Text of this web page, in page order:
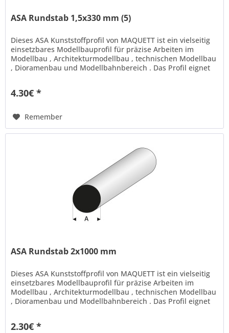
ASA Rundstab 1,5x330 mm (5)
Dieses ASA Kunststoffprofil von MAQUETT ist ein vielseitig
einsetzbares Modellbauprofil für präzise Arbeiten im
Modellbau , Architekturmodellbau , technischen Modellbau
, Dioramenbau und Modellbahnbereich . Das Profil eignet
4.30€ *
Remember
ASA Rundstab 2x1000 mm
Dieses ASA Kunststoffprofil von MAQUETT ist ein vielseitig
einsetzbares Modellbauprofil für präzise Arbeiten im
Modellbau , Architekturmodellbau , technischen Modellbau
, Dioramenbau und Modellbahnbereich . Das Profil eignet
2.30€ *